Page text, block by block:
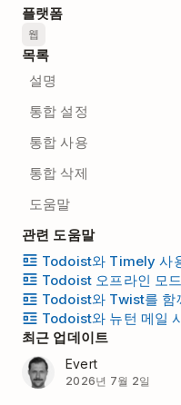
플랫폼
웹
목록
설명
통합 설정
통합 사용
통합 삭제
도움말
관련 도움말
Todoist와 Timely 사
Todoist 오프라인 모
Todoist와 Twist를 함
Todoist와 뉴턴 메일
최근 업데이트
Evert
2026년 7월 2일